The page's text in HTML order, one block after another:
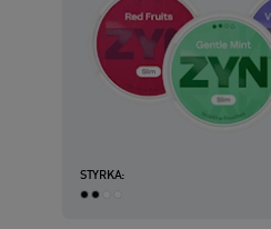
STYRKA: